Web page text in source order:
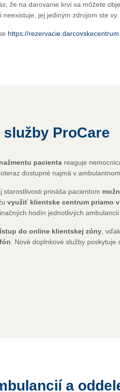
že na darovanie krvi sa môžete
jej jediným zdrojom ste vy.
https://
ProCare
pacienta reaguje
dostupné najmä v
starostlivosti prináša pacientom
využiť klientske centrum priamo
hodín jednotlivých ambulancií.
do online klientskej zóny,
. Nové doplnkové služby poskytuje
a